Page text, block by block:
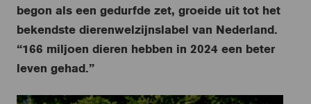
begon als een gedurfde zet, groeide uit tot het
bekendste dierenwelzijnslabel van Nederland.
“166 miljoen dieren hebben in 2024 een beter
leven gehad.”